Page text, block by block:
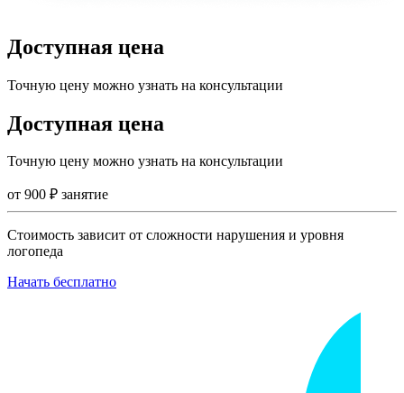
Доступная цена
Точную цену можно узнать на консультации
Доступная цена
Точную цену можно узнать на консультации
от 900 ₽ занятие
Стоимость зависит от сложности нарушения и уровня
логопеда
Начать бесплатно